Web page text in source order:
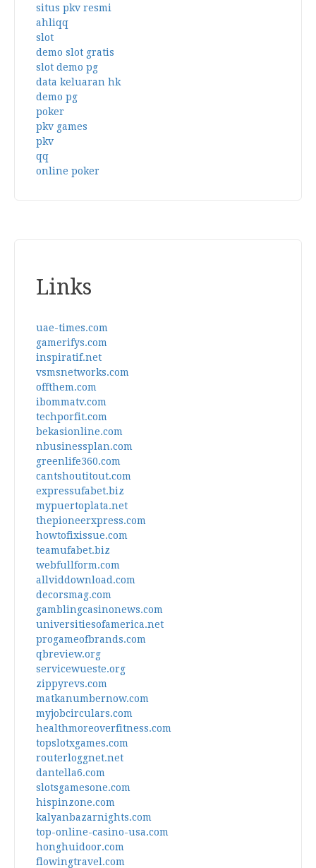
situs pkv resmi
ahliqq
slot
demo slot gratis
slot demo pg
data keluaran hk
demo pg
poker
pkv games
pkv
qq
online poker
Links
uae-times.com
gamerifys.com
inspiratif.net
vsmsnetworks.com
offthem.com
ibommatv.com
techporfit.com
bekasionline.com
nbusinessplan.com
greenlife360.com
cantshoutitout.com
expressufabet.biz
mypuertoplata.net
thepioneerxpress.com
howtofixissue.com
teamufabet.biz
webfullform.com
allviddownload.com
decorsmag.com
gamblingcasinonews.com
universitiesofamerica.net
progameofbrands.com
qbreview.org
servicewueste.org
zippyrevs.com
matkanumbernow.com
myjobcirculars.com
healthmoreoverfitness.com
topslotxgames.com
routerloggnet.net
dantella6.com
slotsgamesone.com
hispinzone.com
kalyanbazarnights.com
top-online-casino-usa.com
honghuidoor.com
flowingtravel.com